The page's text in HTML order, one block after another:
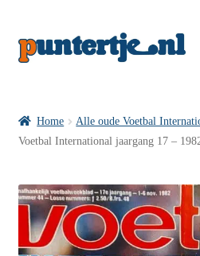
VI’s met Hollandse Velden
Home Alle oude Voetbal
Voetbal International jaargang 17 –